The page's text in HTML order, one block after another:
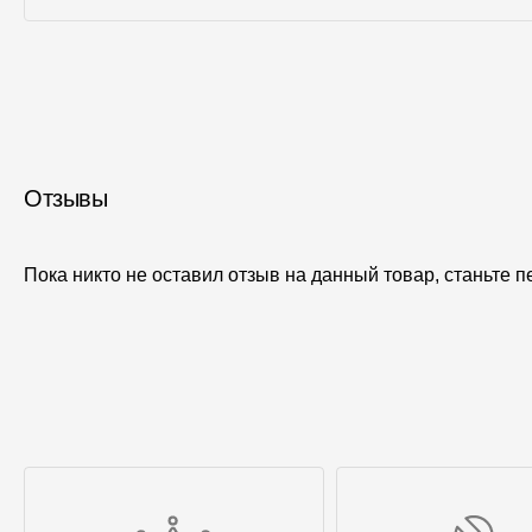
Отзывы
Пока никто не оставил отзыв на данный товар, станьте